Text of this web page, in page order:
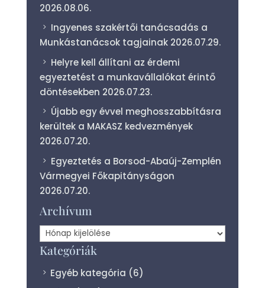
2026.08.06.
Ingyenes szakértői tanácsadás a
Munkástanácsok tagjainak 2026.07.29.
Helyre kell állítani az érdemi
egyeztetést a munkavállalókat érintő
döntésekben 2026.07.23.
Újabb egy évvel meghosszabbításra
kerültek a MAKASZ kedvezmények
2026.07.20.
Egyeztetés a Borsod-Abaúj-Zemplén
Vármegyei Főkapitányságon
2026.07.20.
Archívum
Archívum
Kategóriák
Egyéb kategória (6)